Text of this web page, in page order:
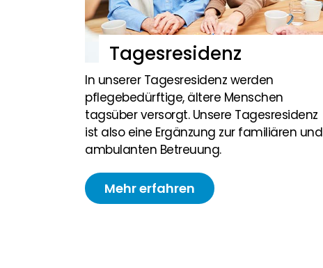
Tagesresidenz
In unserer Tagesresidenz werden
pflegebedürftige, ältere Menschen
tagsüber versorgt. Unsere Tagesresidenz
ist also eine Ergänzung zur familiären und
ambulanten Betreuung.
Mehr erfahren